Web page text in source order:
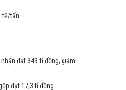
tệ/tấn.
đạt 349 tỉ đồng, giảm
đạt 17,3 tỉ đồng.